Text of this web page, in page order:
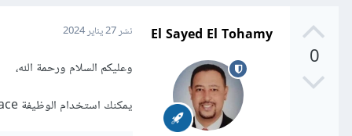
0
El Sayed El Tohamy نشر27 يناير 2024
وعليكم السلام ورحمة الله،
يمكنك استخدام الوظيفة place بدلًا من grid